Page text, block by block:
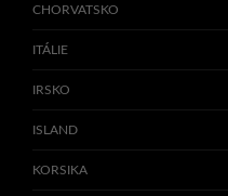
CHORVATSKO
ITÁLIE
IRSKO
ISLAND
KORSIKA